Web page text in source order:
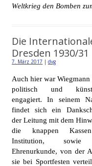
Weltkrieg den Bomben
Die
Dresden 1930/31
7. März 2017 | dvg
Auch hier war Wiegmann
politisch und
engagiert. In seinem
findet sich ein
der Leitung mit dem
die knappen
Institution, sowie
Ehrenurkunde, von der
sie bei Sportfesten